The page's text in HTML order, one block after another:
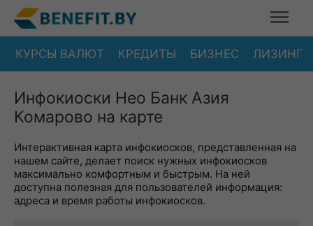
КУРСЫ ВАЛЮТ КРЕДИТЫ БИЗНЕС ЛИЗИНГ
Инфокиоски Нео Банк Азия
Комарово на карте
Интерактивная карта инфокиосков, представленная на
нашем сайте, делает поиск нужных инфокиосков
максимально комфортным и быстрым. На ней
доступна полезная для пользователей информация:
адреса и время работы инфокиосков.